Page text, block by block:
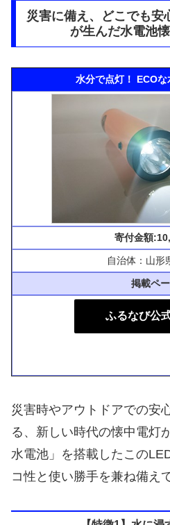
災害に備え、どこでも安
が生んだ水電池
水分で点灯！ ECO
寄付金額
自治体：山形
掲載ペ
ふるなび公
災害時やアウトドアでの安
る、新しい時代の懐中電灯
水電池」を搭載したこの
コ性と使い勝手を兼ね備え